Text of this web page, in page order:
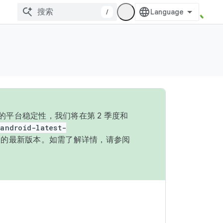
/
平台稳定性，我们将在第 2 季度和
android-latest-
最新版本。如需了解详情，请参阅